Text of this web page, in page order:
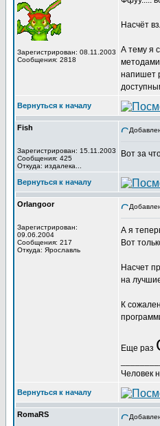
Зарегистрирован: 08.11.2003
Сообщения: 2818
Насчёт
А тему я
методами
напишет
Вернуться к началу
Fish
Зарегистрирован: 15.11.2003
Сообщения: 425
Откуда: издалека...
Вот за
Вернуться к началу
Orlangoor
Зарегистрирован:
09.06.2004
Сообщения: 217
Откуда: Ярославль
А я
Вот
Насчет
на
К
Еще раз
Человек
Вернуться к началу
RomaRS